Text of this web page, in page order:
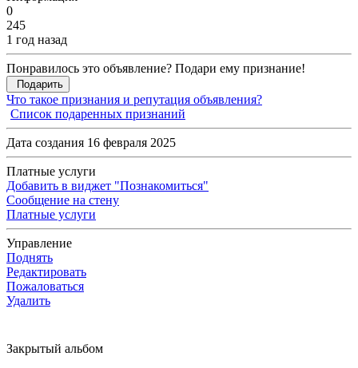
0
245
1 год назад
Понравилось это объявление? Подари ему признание!
Подарить
Что такое признания и репутация объявления?
Список подаренных признаний
Дата создания 16 февраля 2025
Платные услуги
Добавить в виджет "Познакомиться"
Сообщение на стену
Платные услуги
Управление
Поднять
Редактировать
Пожаловаться
Удалить
Закрытый альбом